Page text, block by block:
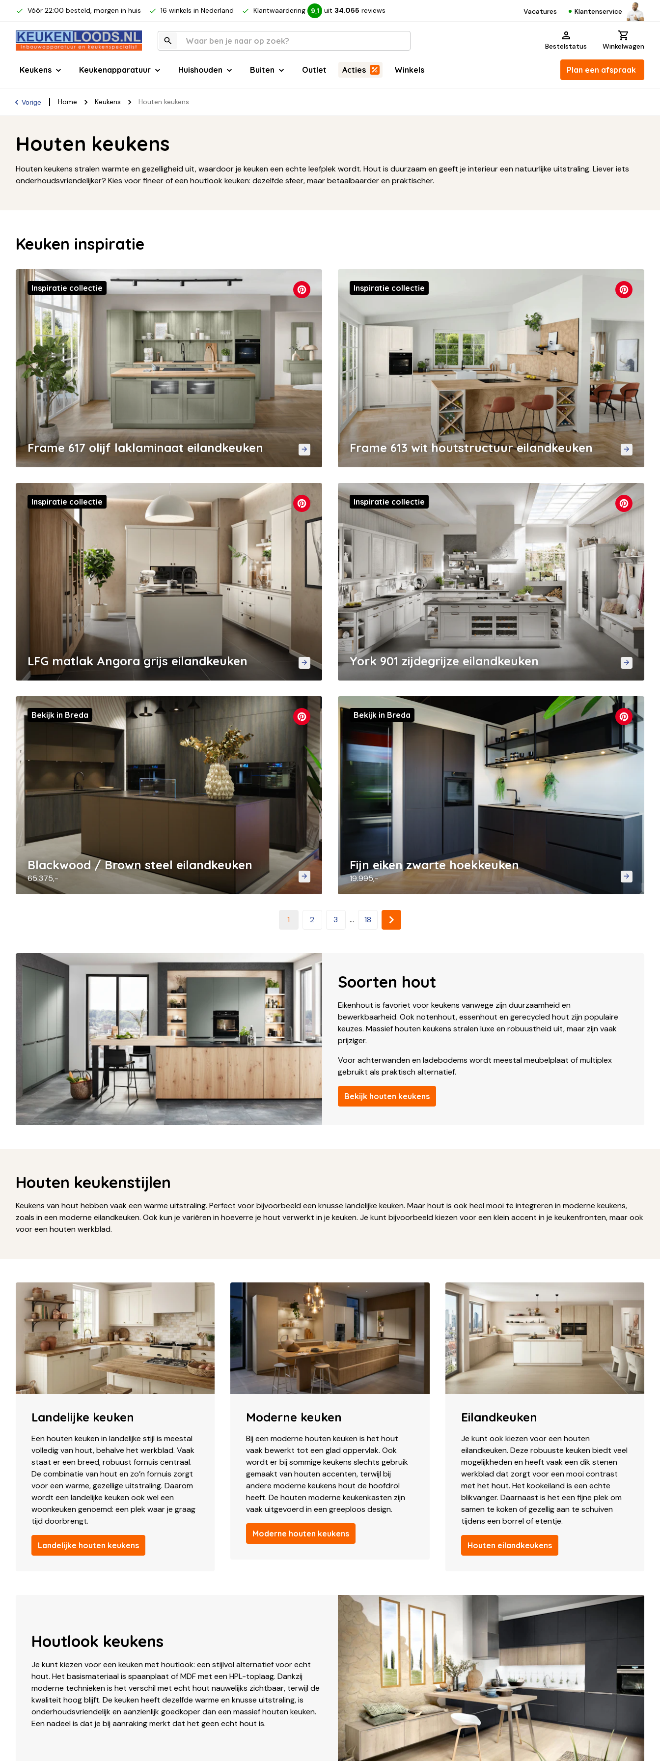
Vóór 22:00 besteld, morgen in huis 16 winkels in Nederland Klantwaardering 9,1 uit 34.055 reviews Vacatures Klantenservice
Bestelstatus Winkelwagen
Keukens Keukenapparatuur Huishouden Buiten Outlet Acties Winkels Plan een afspraak
Vorige Home Keukens Houten keukens
Houten keukens
Houten keukens stralen warmte en gezelligheid uit, waardoor je keuken een echte leefplek wordt. Hout is duurzaam en geeft je interieur een natuurlijke uitstraling. Liever iets
onderhoudsvriendelijker? Kies voor fineer of een houtlook keuken: dezelfde sfeer, maar betaalbaarder en praktischer.
Keuken inspiratie
Frame 617 olijf laklaminaat eilandkeuken
Inspiratie collectie
Frame 613 wit houtstructuur eilandkeuken
Inspiratie collectie
LFG matlak Angora grijs eilandkeuken
Inspiratie collectie
York 901 zijdegrijze eilandkeuken
Inspiratie collectie
Blackwood / Brown steel eilandkeuken
65.375,-
Bekijk in Breda
Fijn eiken zwarte hoekkeuken
19.995,-
Bekijk in Breda
1 2 3 ... 18
Soorten hout
Eikenhout is favoriet voor keukens vanwege zijn duurzaamheid en
bewerkbaarheid. Ook notenhout, essenhout en gerecycled hout zijn populaire
keuzes. Massief houten keukens stralen luxe en robuustheid uit, maar zijn vaak
prijziger.
Voor achterwanden en ladebodems wordt meestal meubelplaat of multiplex
gebruikt als praktisch alternatief.
Bekijk houten keukens
Houten keukenstijlen
Keukens van hout hebben vaak een warme uitstraling. Perfect voor bijvoorbeeld een knusse landelijke keuken. Maar hout is ook heel mooi te integreren in moderne keukens,
zoals in een moderne eilandkeuken. Ook kun je variëren in hoeverre je hout verwerkt in je keuken. Je kunt bijvoorbeeld kiezen voor een klein accent in je keukenfronten, maar ook
voor een houten werkblad.
Landelijke keuken
Een houten keuken in landelijke stijl is meestal
volledig van hout, behalve het werkblad. Vaak
staat er een breed, robuust fornuis centraal.
De combinatie van hout en zo’n fornuis zorgt
voor een warme, gezellige uitstraling. Daarom
wordt een landelijke keuken ook wel een
woonkeuken genoemd: een plek waar je graag
tijd doorbrengt.
Landelijke houten keukens
Moderne keuken
Bij een moderne houten keuken is het hout
vaak bewerkt tot een glad oppervlak. Ook
wordt er bij sommige keukens slechts gebruik
gemaakt van houten accenten, terwijl bij
andere moderne keukens hout de hoofdrol
heeft. De houten moderne keukenkasten zijn
vaak uitgevoerd in een greeploos design.
Moderne houten keukens
Eilandkeuken
Je kunt ook kiezen voor een houten
eilandkeuken. Deze robuuste keuken biedt veel
mogelijkheden en heeft vaak een dik stenen
werkblad dat zorgt voor een mooi contrast
met het hout. Het kookeiland is een echte
blikvanger. Daarnaast is het een fijne plek om
samen te koken of gezellig aan te schuiven
tijdens een borrel of etentje.
Houten eilandkeukens
Houtlook keukens
Je kunt kiezen voor een keuken met houtlook: een stijlvol alternatief voor echt
hout. Het basismateriaal is spaanplaat of MDF met een HPL-toplaag. Dankzij
moderne technieken is het verschil met echt hout nauwelijks zichtbaar, terwijl de
kwaliteit hoog blijft. De keuken heeft dezelfde warme en knusse uitstraling, is
onderhoudsvriendelijk en aanzienlijk goedkoper dan een massief houten keuken.
Een nadeel is dat je bij aanraking merkt dat het geen echt hout is.